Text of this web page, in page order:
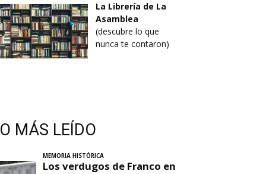
La Librería de La
Asamblea
(descubre lo que
nunca te contaron)
MÁS LEÍDO